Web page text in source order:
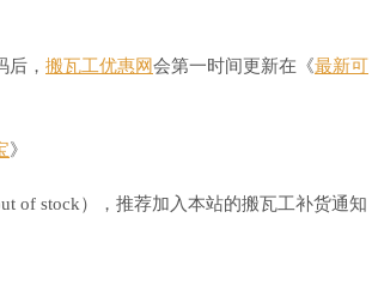
， 搬瓦工优惠网会第一时间更新在《最新可
》
of stock），推荐加入本站的搬瓦工补货通知